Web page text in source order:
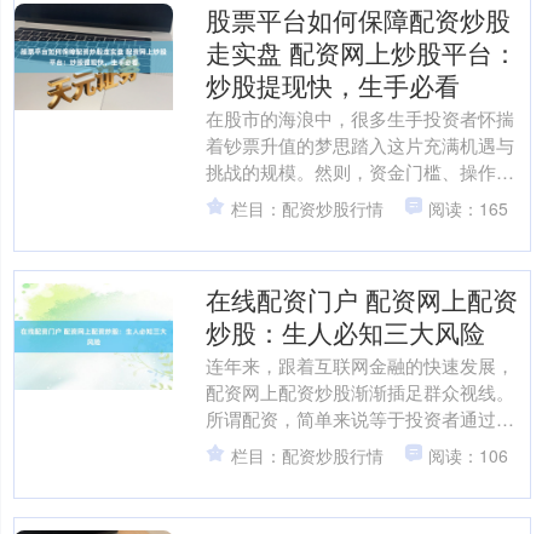
股票平台如何保障配资炒股
走实盘 配资网上炒股平台：
炒股提现快，生手必看
在股市的海浪中，很多生手投资者怀揣
着钞票升值的梦思踏入这片充满机遇与
挑战的规模。然则，资金门槛、操作教
训不及等问题时时成为冗忙生手前行的
绊脚石。此时，配资网上炒....
栏目：配资炒股行情 阅读：165
在线配资门户 配资网上配资
炒股：生人必知三大风险
连年来，跟着互联网金融的快速发展，
配资网上配资炒股渐渐插足群众视线。
所谓配资，简单来说等于投资者通过配
资平台借入资金进行股票往还，以较小
的本金撬动更大的投资限制....
栏目：配资炒股行情 阅读：106